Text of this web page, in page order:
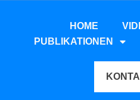
HOME
PUBLIKATIONEN